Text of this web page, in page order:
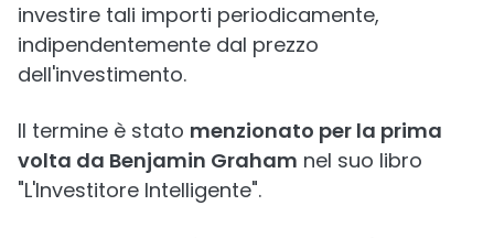
investire tali importi periodicamente,
indipendentemente dal prezzo
dell'investimento.
Il termine è stato menzionato per la prima
volta da Benjamin Graham nel suo libro
"L'Investitore Intelligente".